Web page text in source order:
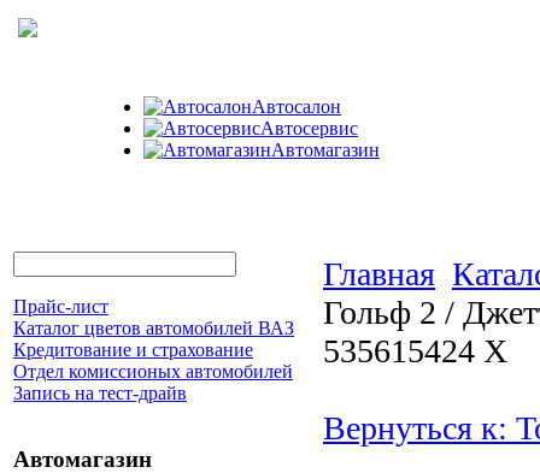
Автосалон
Автосервис
Автомагазин
Прайс-лист
Каталог цветов автомобилей ВАЗ
Кредитование и страхование
Отдел комиссионых автомобилей
Запись на тест-драйв
Автомагазин
Главная
Гольф 2 /
535615424 X
Вернуться к: